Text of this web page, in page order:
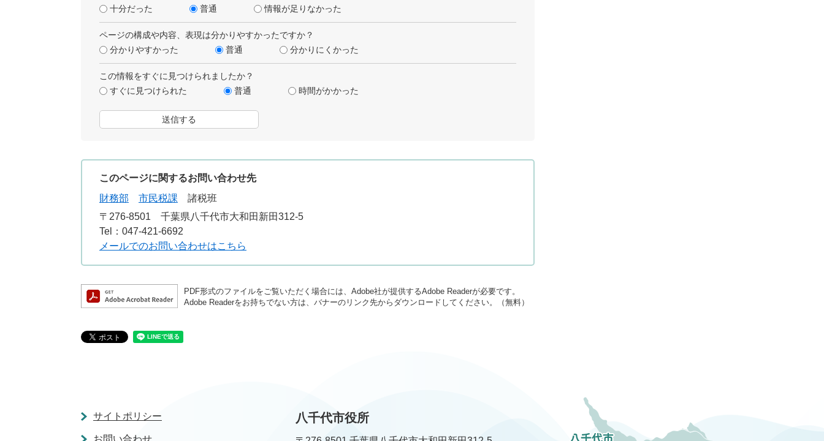
十分だった
普通 情報が足りなかった
ページの構成や内容、表現は分かりやすかったですか？
分かりやすかった
普通 分かりにくかった
この情報をすぐに見つけられましたか？
すぐに見つけられた
普通 時間がかかった
このページに関するお問い合わせ先
財務部
市民税課
諸税班
〒276-8501
千葉県八千代市大和田新田312-5
Tel：047-421-6692
メールでのお問い合わせはこちら
PDF形式のファイルをご覧いただく場合には、Adobe社が提供するAdobe Readerが必要です。
Adobe Readerをお持ちでない方は、バナーのリンク先からダウンロードしてください。（無料）
サイトポリシー
お問い合わせ
八千代市役所